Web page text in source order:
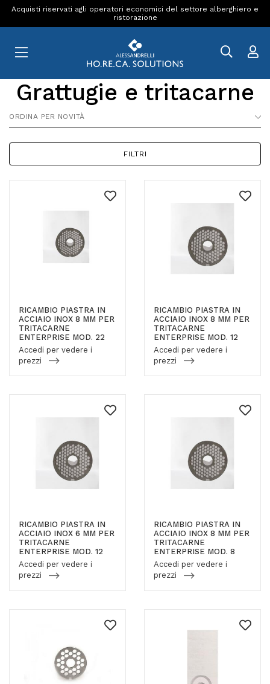
Acquisti riservati agli operatori economici del settore alberghiero e
ristorazione
Grattugie e tritacarne
ORDINA PER NOVITÀ
FILTRI
RICAMBIO PIASTRA IN
ACCIAIO INOX 8 MM PER
TRITACARNE
ENTERPRISE MOD. 22
Accedi per vedere i
prezzi
RICAMBIO PIASTRA IN
ACCIAIO INOX 8 MM PER
TRITACARNE
ENTERPRISE MOD. 12
Accedi per vedere i
prezzi
RICAMBIO PIASTRA IN
ACCIAIO INOX 6 MM PER
TRITACARNE
ENTERPRISE MOD. 12
Accedi per vedere i
prezzi
RICAMBIO PIASTRA IN
ACCIAIO INOX 8 MM PER
TRITACARNE
ENTERPRISE MOD. 8
Accedi per vedere i
prezzi